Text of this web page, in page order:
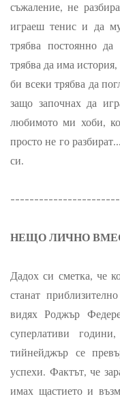
съжаление, не
играеш тенис и да
трябва постоянно
трябва да има
би всеки трябва да
защо започнах да
любимото ми хоби,
просто не го
си.
НЕЩО ЛИЧНО
Дадох си сметка, че
станат
видях Роджър
суперлативи
тийнейджър се
успехи. Фактът, че
имах щастието и